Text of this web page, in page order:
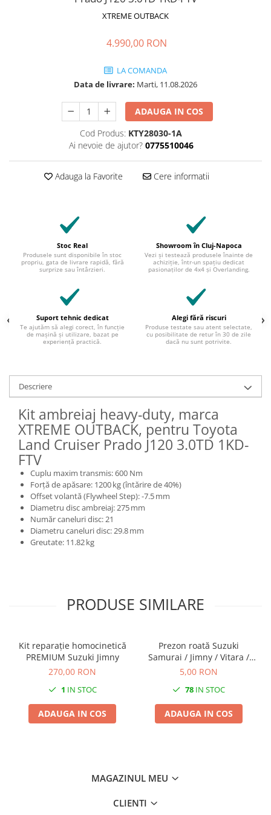
XTREME OUTBACK
4.990,00 RON
LA COMANDA
Data de livrare: Marti, 11.08.2026
ADAUGA IN COS
Cod Produs: KTY28030-1A
Ai nevoie de ajutor? 0775510046
Adauga la Favorite Cere informatii
Stoc Real
Produsele sunt disponibile în stoc
propriu, gata de livrare rapidă, fără
surprize sau întârzieri.
Showroom în Cluj-Napoca
Vezi și testează produsele înainte de
achiziție, într-un spațiu dedicat
pasionaților de 4x4 și Overlanding.
Suport tehnic dedicat
Te ajutăm să alegi corect, în funcție
de mașină și utilizare, bazat pe
experiență practică.
Alegi fără riscuri
Produse testate sau atent selectate,
cu posibilitate de retur în 30 de zile
dacă nu sunt potrivite.
Descriere
Kit ambreiaj heavy-duty, marca
XTREME OUTBACK, pentru Toyota
Land Cruiser Prado J120 3.0TD 1KD-
FTV
Cuplu maxim transmis: 600 Nm
Forță de apăsare: 1200 kg (întărire de 40%)
Offset volantă (Flywheel Step): -7.5 mm
Diametru disc ambreiaj: 275 mm
Număr caneluri disc: 21
Diametru caneluri disc: 29.8 mm
Greutate: 11.82 kg
PRODUSE SIMILARE
Kit reparație homocinetică
PREMIUM Suzuki Jimny
270,00 RON
1 IN STOC
ADAUGA IN COS
Prezon roată Suzuki
Samurai / Jimny / Vitara /
Grand Vitara I
5,00 RON
78 IN STOC
ADAUGA IN COS
MAGAZINUL MEU
CLIENTI